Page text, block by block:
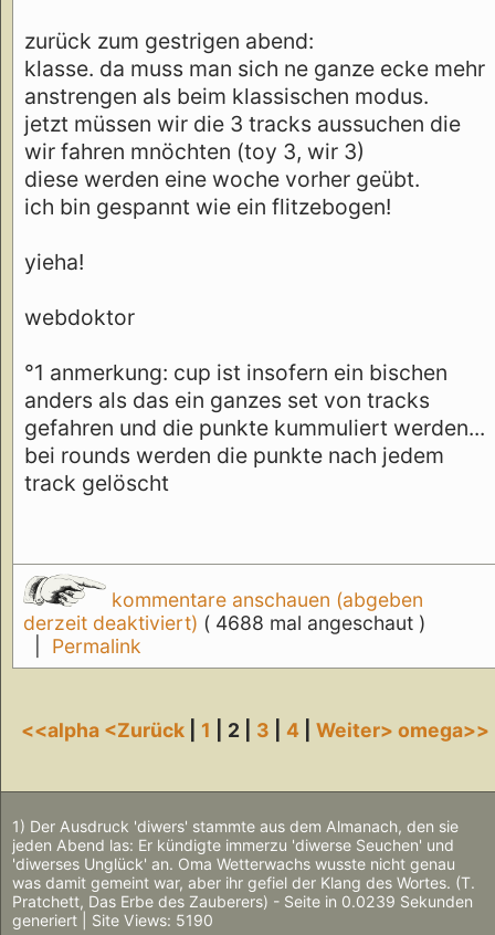
zurück zum gestrigen abend:
klasse. da muss man sich ne ganze ecke mehr
anstrengen als beim klassischen modus.
jetzt müssen wir die 3 tracks aussuchen die
wir fahren mnöchten (toy 3, wir 3)
diese werden eine woche vorher geübt.
ich bin gespannt wie ein flitzebogen!
yieha!
webdoktor
°1 anmerkung: cup ist insofern ein bischen
anders als das ein ganzes set von tracks
gefahren und die punkte kummuliert werden...
bei rounds werden die punkte nach jedem
track gelöscht
kommentare anschauen (abgeben
derzeit deaktiviert) ( 4688 mal angeschaut )
Permalink
<<alpha <Zurück 1 | 2 | 3 4 Weiter> omega>>
1) Der Ausdruck 'diwers' stammte aus dem Almanach, den sie
jeden Abend las: Er kündigte immerzu 'diwerse Seuchen' und
'diwerses Unglück' an. Oma Wetterwachs wusste nicht genau
was damit gemeint war, aber ihr gefiel der Klang des Wortes. (T.
Pratchett, Das Erbe des Zauberers) - Seite in 0.0239 Sekunden
generiert | Site Views: 5190